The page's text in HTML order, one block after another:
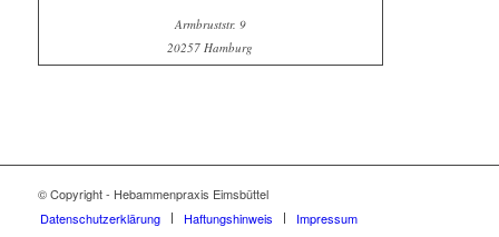
Armbruststr. 9
20257 Hamburg
© Copyright - Hebammenpraxis Eimsbüttel
Datenschutzerklärung
Haftungshinweis Impressum